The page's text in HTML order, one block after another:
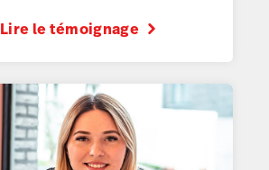
Lire le témoignage